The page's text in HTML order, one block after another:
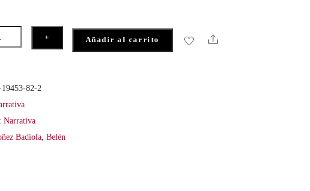
+ Añadir al carrito Share
82-2
Narrativa
Badiola, Belén